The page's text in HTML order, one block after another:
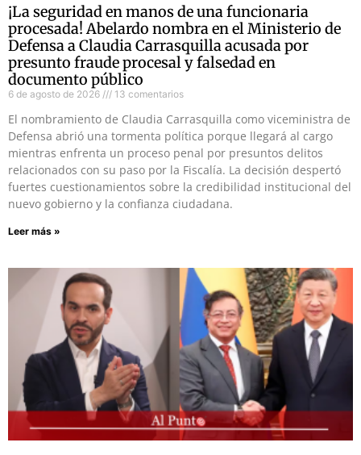
¡La seguridad en manos de una funcionaria
procesada! Abelardo nombra en el Ministerio de
Defensa a Claudia Carrasquilla acusada por
presunto fraude procesal y falsedad en
documento público
6 de agosto de 2026 13 comentarios
El nombramiento de Claudia Carrasquilla como viceministra de
Defensa abrió una tormenta política porque llegará al cargo
mientras enfrenta un proceso penal por presuntos delitos
relacionados con su paso por la Fiscalía. La decisión despertó
fuertes cuestionamientos sobre la credibilidad institucional del
nuevo gobierno y la confianza ciudadana.
Leer más »